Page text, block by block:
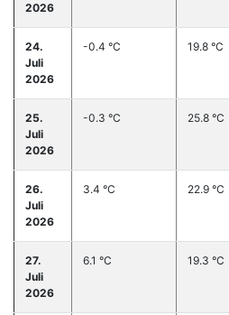
2026
24.
Juli
2026
-0.4 °C 19.8 °C
25.
Juli
2026
-0.3 °C 25.8 °C
26.
Juli
2026
3.4 °C 22.9 °C
27.
Juli
2026
6.1 °C 19.3 °C